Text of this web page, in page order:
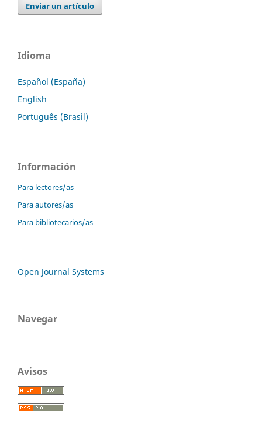
Enviar un artículo
Idioma
Español (España)
English
Português (Brasil)
Información
Para lectores/as
Para autores/as
Para bibliotecarios/as
Open Journal Systems
Navegar
Avisos